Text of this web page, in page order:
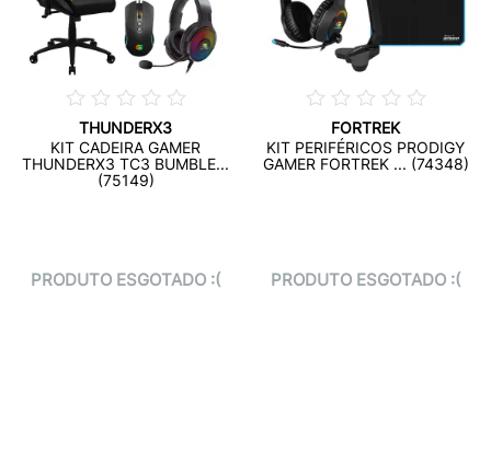
THUNDERX3
KIT CADEIRA GAMER
THUNDERX3 TC3 BUMBLE...
(75149)
PRODUTO ESGOTADO :(
FORTREK
KIT PERIFÉRICOS PRODIGY
GAMER FORTREK ... (74348)
PRODUTO ESGOTADO :(